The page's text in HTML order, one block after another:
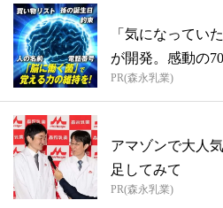
「気になってい
が開発。感動の
PR(森永乳業)
アマゾンで大人
足してみて
PR(森永乳業)